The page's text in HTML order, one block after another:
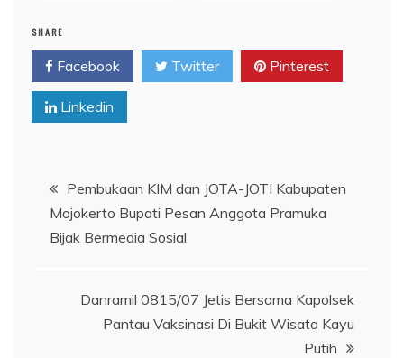
SHARE
Facebook Twitter Pinterest
Linkedin
Navigasi
pos
Pembukaan KIM dan JOTA-JOTI Kabupaten
Mojokerto Bupati Pesan Anggota Pramuka
Bijak Bermedia Sosial
Danramil 0815/07 Jetis Bersama Kapolsek
Pantau Vaksinasi Di Bukit Wisata Kayu
Putih